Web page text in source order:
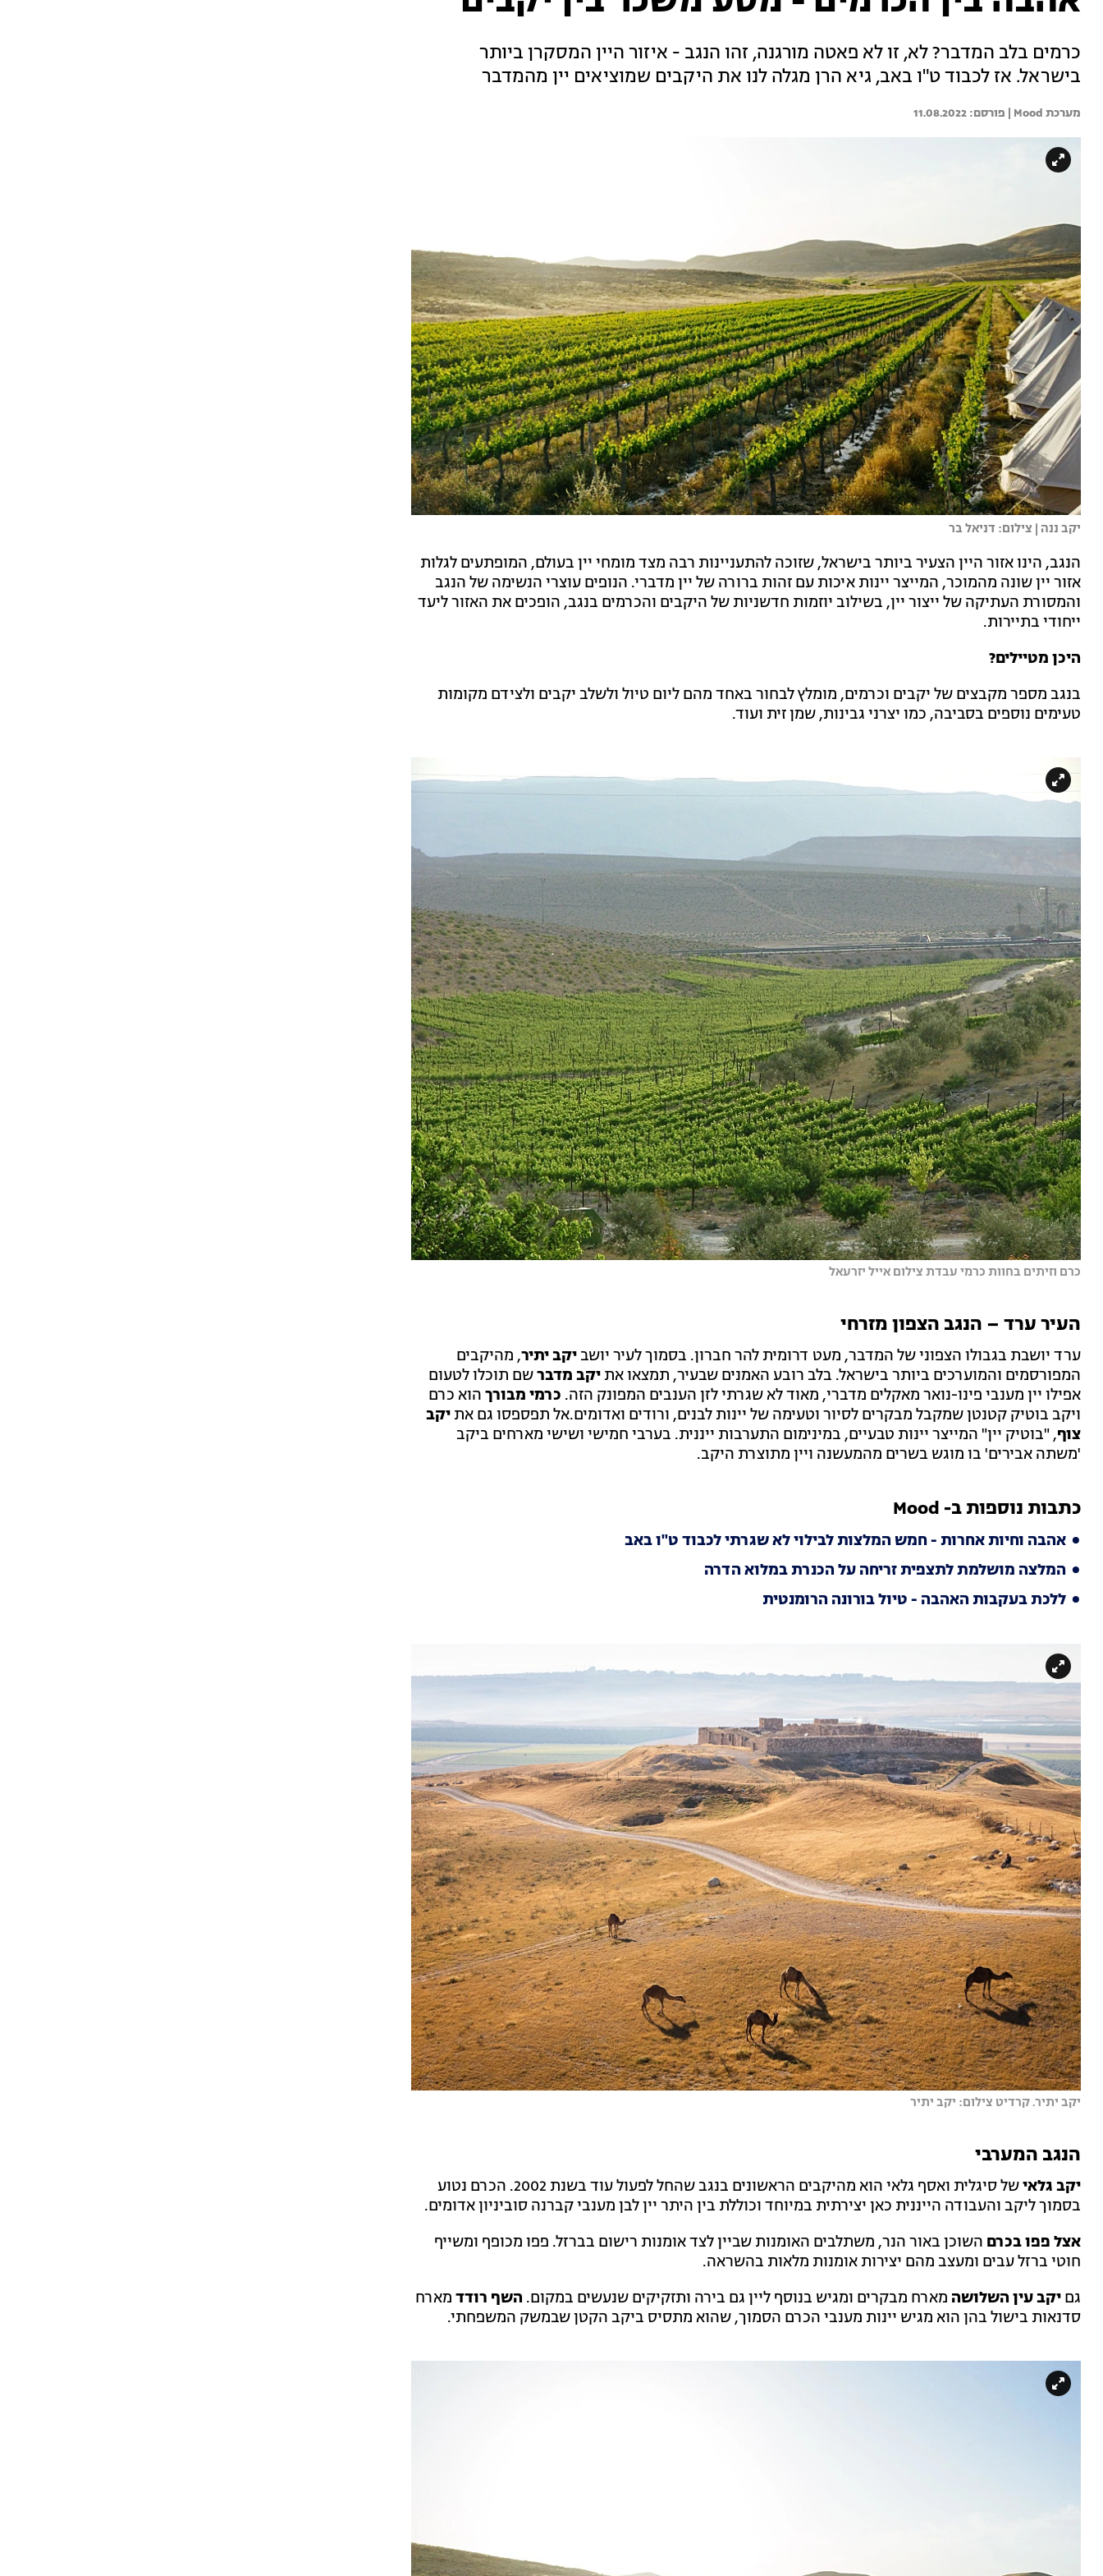
כרמים בלב המדבר? לא, זו לא פאטה מורגנה, זהו הנגב - איזור היין המסקרן ביותר
בישראל. אז לכבוד ט"ו באב, גיא הרן מגלה לנו את היקבים שמוציאים יין מהמדבר
מערכת Mood | 11.08.2022
יקב ננה | צילום: דניאל בר
הנגב, הינו אזור היין הצעיר ביותר בישראל, שזוכה להתעניינות רבה מצד מומחי יין בעולם, המופתעים לגלות
אזור יין שונה מהמוכר, המייצר יינות איכות עם זהות ברורה של יין מדברי. הנופים עוצרי הנשימה של הנגב
והמסורת העתיקה של ייצור יין, בשילוב יוזמות חדשניות של היקבים והכרמים בנגב, הופכים את האזור ליעד
ייחודי בתיירות.
היכן מטיילים?
בנגב מספר מקבצים של יקבים וכרמים, מומלץ לבחור באחד מהם ליום טיול ולשלב יקבים ולצידם מקומות
טעימים נוספים בסביבה, כמו יצרני גבינות, שמן זית ועוד.
כרם וזיתים בחוות כרמי עבדת צילום אייל יזרעאל
העיר ערד – הנגב הצפון מזרחי
ערד יושבת בגבולו הצפוני של המדבר, מעט דרומית להר חברון. בסמוך לעיר יושב יקב יתיר, מהיקבים
המפורסמים והמוערכים ביותר בישראל. בלב רובע האמנים שבעיר, תמצאו את יקב מדברשם תוכלו לטעום
אפילו יין מענבי פינו-נואר מאקלים מדברי, מאוד לא שגרתי לזן הענבים המפונק הזה. כרמי מבורך הוא כרם
ויקב בוטיק קטנטן שמקבל מבקרים לסיור וטעימה של יינות לבנים, ורודים ואדומים.אל תפספסו גם את יקב
צוף, "בוטיק יין" המייצר יינות טבעיים, במינימום התערבות ייננית. בערבי חמישי ושישי מארחים ביקב
'משתה אבירים' בו מוגש בשרים מהמעשנה ויין מתוצרת היקב.
כתבות נוספות ב- Mood
אהבה וחיות אחרות - חמש המלצות לבילוי לא שגרתי לכבוד ט"ו באב
המלצה מושלמת לתצפית זריחה על הכנרת במלוא הדרה
ללכת בעקבות האהבה - טיול בורונה הרומנטית
יקב יתיר. קרדיט צילום: יקב יתיר
הנגב המערבי
יקב גלאי
של סיגלית ואסף גלאי הוא מהיקבים הראשונים בנגב שהחל לפעול עוד בשנת 2002. הכרם נטוע
בסמוך ליקב והעבודה הייננית כאן יצירתית במיוחד וכוללת בין היתר יין לבן מענבי קברנה סוביניון אדומים.
אצל פפו בכרם השוכן באור הנר, משתלבים האומנות שביין לצד אומנות רישום בברזל. פפו מכופף ומשייף
חוטי ברזל עבים ומעצב מהם יצירות אומנות מלאות בהשראה.
גם יקב עין השלושה מארח מבקרים ומגיש בנוסף ליין גם בירה ותזקיקים שנעשים במקום. השף רודד מארח
סדנאות בישול בהן הוא מגיש יינות מענבי הכרם הסמוך, שהוא מתסיס ביקב הקטן שבמשק המשפחתי.